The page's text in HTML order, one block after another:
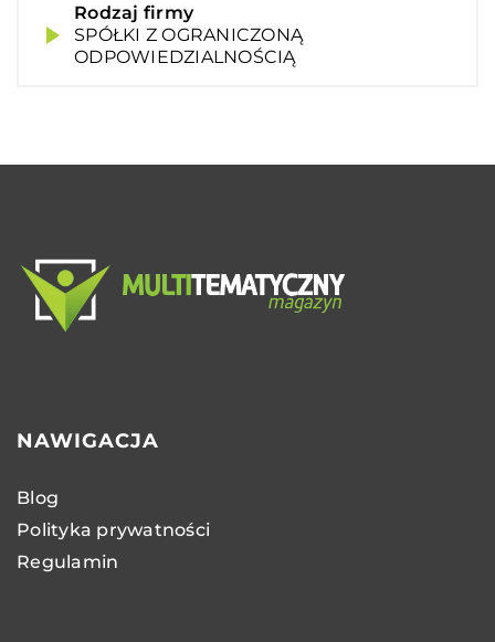
Rodzaj firmy
SPÓŁKI Z OGRANICZONĄ
ODPOWIEDZIALNOŚCIĄ
NAWIGACJA
Blog
Polityka prywatności
Regulamin